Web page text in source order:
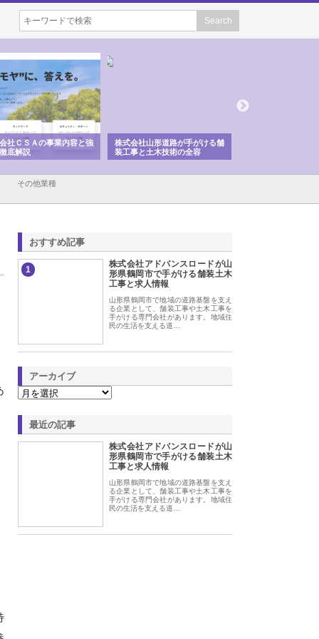
会社山形道路が手がける舗
事と土木技術の全容
ホクシン設備株式会社が手がけ
る給排水空調消火設備工事の実
績と強み
その他業種
おすすめ記事
1
株式会社アドバンスロードが山
形県鶴岡市で手がける舗装土木
工事と求人情報
山形県鶴岡市で地域の道路基盤を支え
る企業として、舗装工事や土木工事を
手がける専門会社があります。地域住
民の生活を支える道…
アーカイブ
最近の記事
株式会社アドバンスロードが山
形県鶴岡市で手がける舗装土木
工事と求人情報
山形県鶴岡市で地域の道路基盤を支え
る企業として、舗装工事や土木工事を
手がける専門会社があります。地域住
民の生活を支える道…